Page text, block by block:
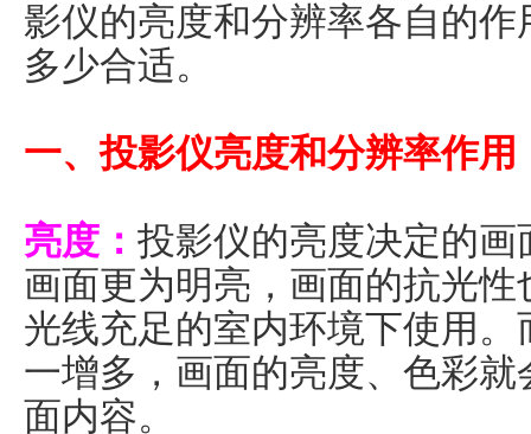
影仪的亮度和分辨率各自的
多少合适。
一、投影仪亮度和分辨率作用
亮度： 投影仪的亮度决定的
画面更为明亮，画面的抗光
光线充足的室内环境下使用
一增多，画面的亮度、色彩
面内容。